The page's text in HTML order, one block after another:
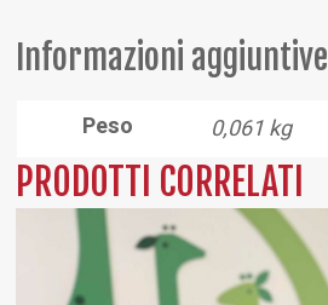
Informazioni aggiuntive
Peso 0,061 kg
PRODOTTI CORRELATI